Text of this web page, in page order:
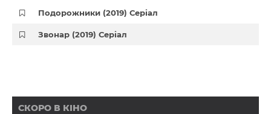
Подорожники (2019) Серіал
Звонар (2019) Серіал
СКОРО В КІНО